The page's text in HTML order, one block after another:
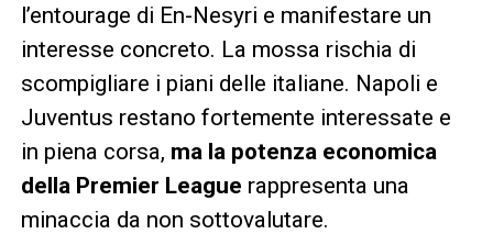
l’entourage di En-Nesyri e manifestare un
interesse concreto. La mossa rischia di
scompigliare i piani delle italiane. Napoli e
Juventus restano fortemente interessate e
in piena corsa, ma la potenza economica
della Premier League rappresenta una
minaccia da non sottovalutare.